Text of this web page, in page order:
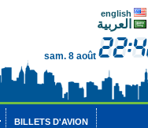
english
العربية
sam. 8 août
BILLETS D'AVION